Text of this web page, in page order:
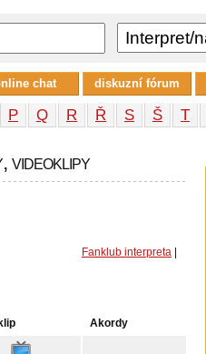
P Q R Ř S Š T
videoklipy
Fanklub interpreta
Akordy
chat diskuzní fórum